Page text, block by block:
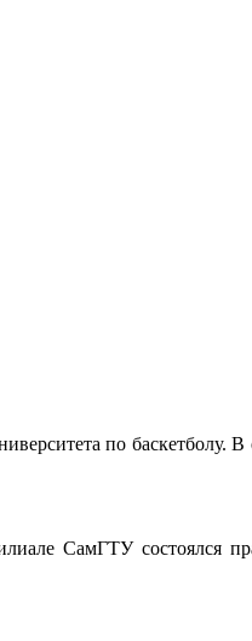
по баскетболу. В
СамГТУ состоялся